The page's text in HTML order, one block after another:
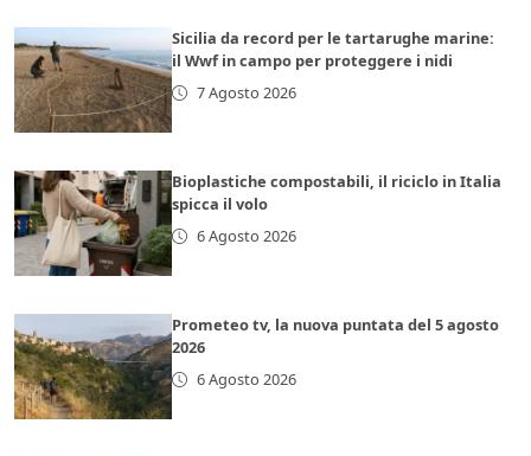
Sicilia da record per le tartarughe marine:
il Wwf in campo per proteggere i nidi
7 Agosto 2026
Bioplastiche compostabili, il riciclo in Italia
spicca il volo
6 Agosto 2026
Prometeo tv, la nuova puntata del 5 agosto
2026
6 Agosto 2026